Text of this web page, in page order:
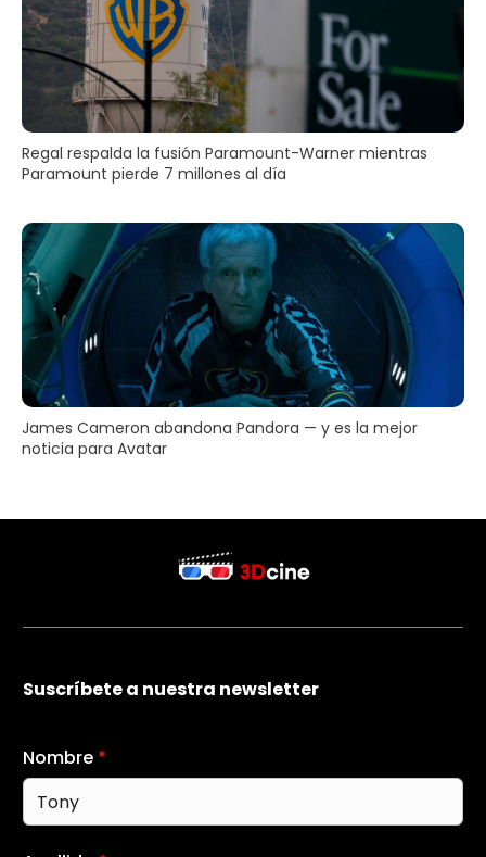
Regal respalda la fusión Paramount-Warner mientras
Paramount pierde 7 millones al día
James Cameron abandona Pandora — y es la mejor
noticia para Avatar
Suscríbete a nuestra newsletter
Nombre *